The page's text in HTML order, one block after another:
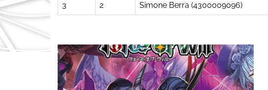
3 2 Simone Berra (4300009096)